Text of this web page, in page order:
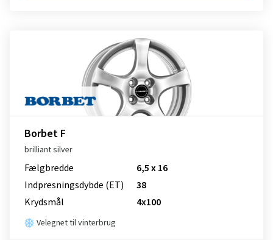
Borbet F
brilliant silver
Fælgbredde
6,5 x 16
Indpresnings­dybde (ET)
38
Krydsmål
4x100
Velegnet til vinterbrug